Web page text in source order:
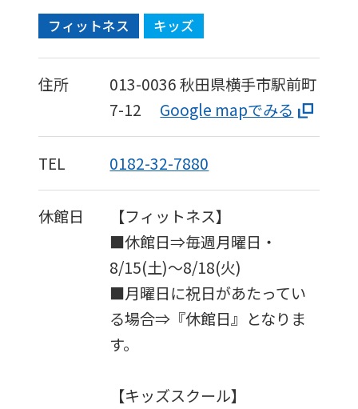
フィットネス キッズ
住所 013-0036秋田県横手市駅前町
7-12
Google mapでみる
TEL 0182-32-7880
休館日
【フィットネス】
■休館日⇒毎週月曜日・
8/15(土)～8/18(火)
■月曜日に祝日があたってい
る場合⇒『休館日』となりま
す。
【キッズスクール】